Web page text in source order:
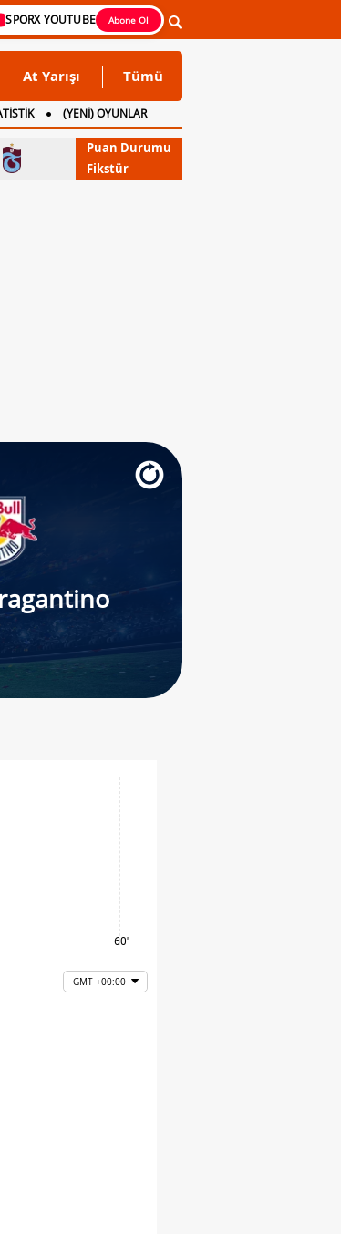
SPORX YOUTUBE Abone Ol
At Yarışı Tümü
(YENİ) OYUNLAR
Puan Durumu
Fikstür
60'
GMT +00:00